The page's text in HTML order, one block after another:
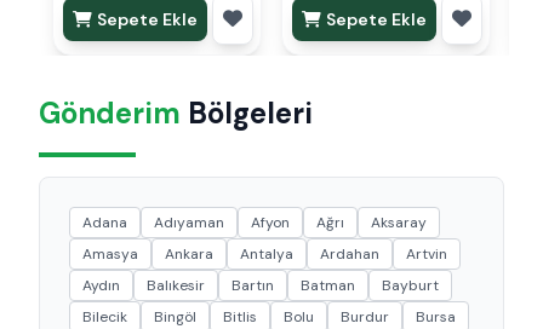
Sepete Ekle Sepete Ekle
Gönderim Bölgeleri
Adana Adıyaman Afyon Ağrı
Aksaray
Amasya
Ankara Antalya Ardahan
Artvin
Aydın
Balıkesir Bartın Batman
Bayburt
Bilecik
Bingöl Bitlis Bolu Burdur
Bursa